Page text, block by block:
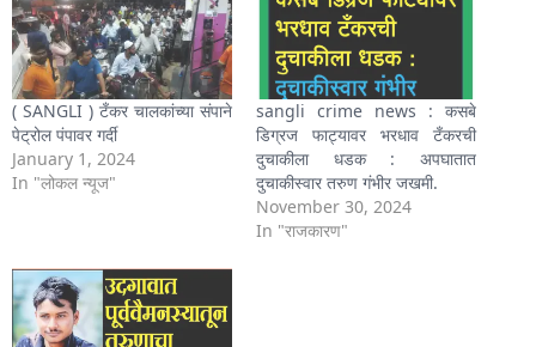
( SANGLI ) टँकर चालकांच्या संपाने
पेट्रोल पंपावर गर्दी
January 1, 2024
In "लोकल न्यूज"
sangli crime news : कसबे
डिग्रज फाट्यावर भरधाव टँकरची
दुचाकीला धडक : अपघातात
दुचाकीस्वार तरुण गंभीर जखमी.
November 30, 2024
In "राजकारण"